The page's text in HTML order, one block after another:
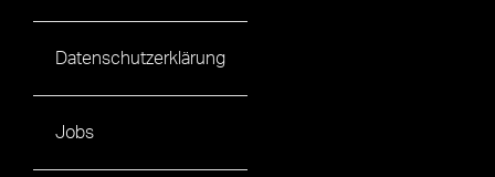
Datenschutzerklärung
Jobs